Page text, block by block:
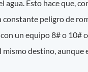
agua. Esto hace que,
constante peligro de
un equipo 8# o 10#
mismo destino, aunque